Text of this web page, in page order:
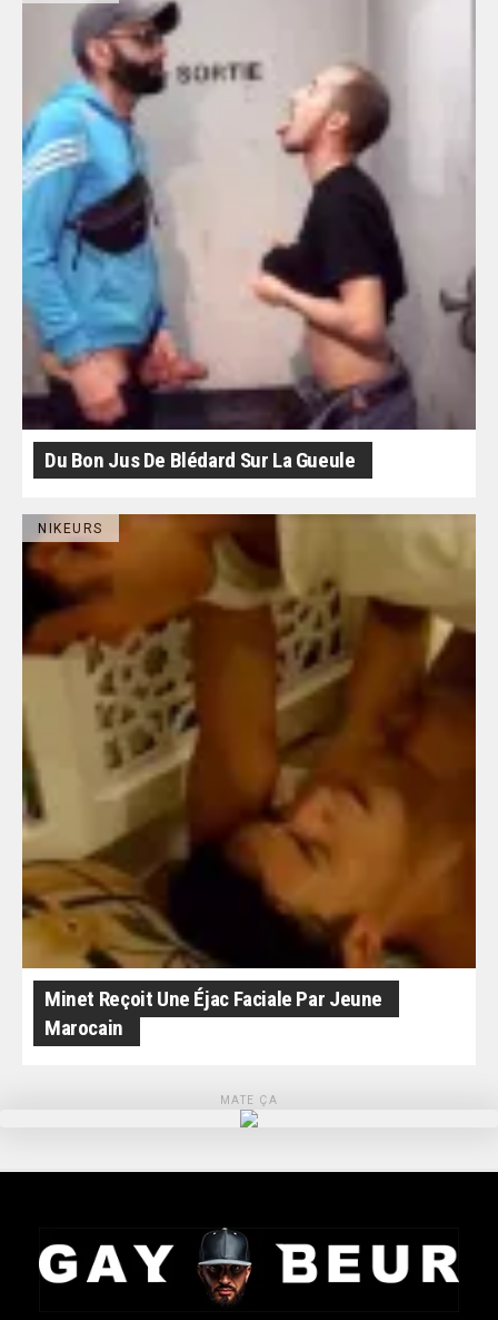
Du Bon Jus De Blédard Sur La Gueule
NIKEURS
Minet Reçoit Une Éjac Faciale Par Jeune
Marocain
MATE ÇA